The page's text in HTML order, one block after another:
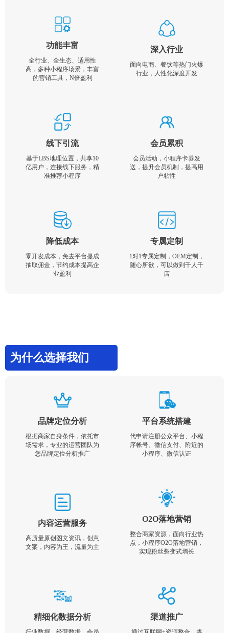
功能丰富
全行业、全生态、适用性
高，多种小程序场景，丰富
的营销工具，N倍盈利
深入行业
面向电商、餐饮等热门火爆
行业，人性化深度开发
线下引流
基于LBS地理位置，共享10
亿用户，连接线下服务，精
准推荐小程序
会员累积
会员活动，小程序卡券发
送，提升会员机制，提高用
户粘性
降低成本
零开发成本，免去平台提成
抽取佣金，节约成本提高企
业盈利
专属定制
1对1专属定制，OEM定制，
随心所欲，可以做到千人千
店
为什么选择我们
品牌定位分析
根据商家自身条件，依托市
场需求，专业的运营团队为
您品牌定位分析推广
平台系统搭建
代申请注册公众平台、小程
序帐号、微信支付、附近的
小程序、微信认证
内容运营服务
高质量原创图文资讯，创意
文案，内容为王，流量为主
O2O落地营销
整合商家资源，面向行业热
点，小程序O2O落地营销，
实现粉丝裂变式增长
精细化数据分析 渠道推广